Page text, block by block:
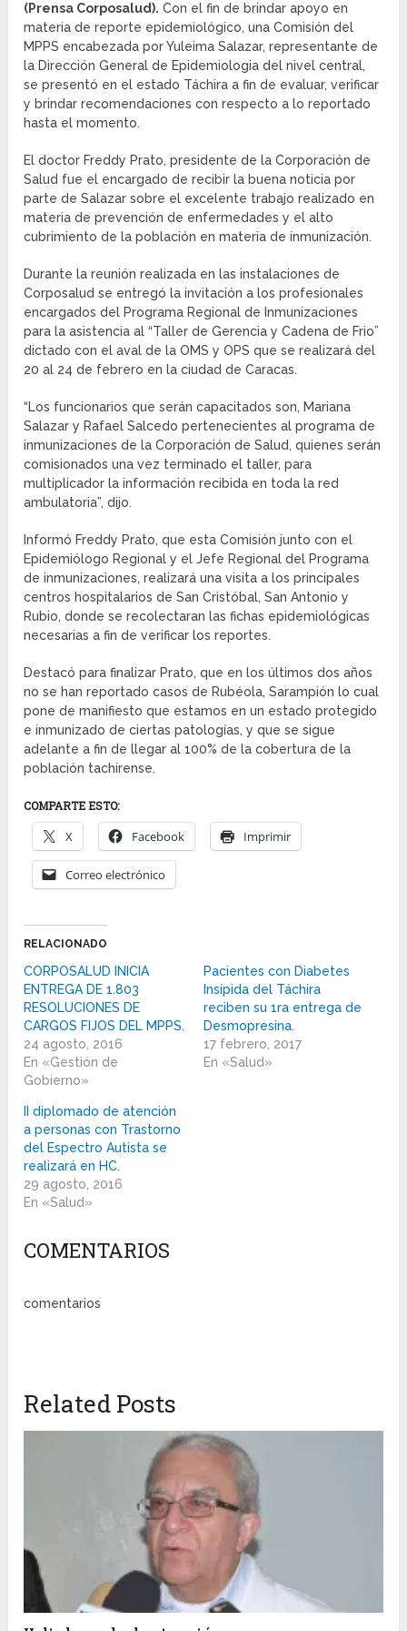
(Prensa Corposalud). Con el fin de brindar apoyo en
materia de reporte epidemiológico, una Comisión del
MPPS encabezada por Yuleima Salazar, representante de
la Dirección General de Epidemiologia del nivel central,
se presentó en el estado Táchira a fin de evaluar, verificar
y brindar recomendaciones con respecto a lo reportado
hasta el momento.
El doctor Freddy Prato, presidente de la Corporación de
Salud fue el encargado de recibir la buena noticia por
parte de Salazar sobre el excelente trabajo realizado en
materia de prevención de enfermedades y el alto
cubrimiento de la población en materia de inmunización.
Durante la reunión realizada en las instalaciones de
Corposalud se entregó la invitación a los profesionales
encargados del Programa Regional de Inmunizaciones
para la asistencia al “Taller de Gerencia y Cadena de Frio”
dictado con el aval de la OMS y OPS que se realizará del
20 al 24 de febrero en la ciudad de Caracas.
“Los funcionarios que serán capacitados son, Mariana
Salazar y Rafael Salcedo pertenecientes al programa de
inmunizaciones de la Corporación de Salud, quienes serán
comisionados una vez terminado el taller, para
multiplicador la información recibida en toda la red
ambulatoria”, dijo.
Informó Freddy Prato, que esta Comisión junto con el
Epidemiólogo Regional y el Jefe Regional del Programa
de inmunizaciones, realizará una visita a los principales
centros hospitalarios de San Cristóbal, San Antonio y
Rubio, donde se recolectaran las fichas epidemiológicas
necesarias a fin de verificar los reportes.
Destacó para finalizar Prato, que en los últimos dos años
no se han reportado casos de Rubéola, Sarampión lo cual
pone de manifiesto que estamos en un estado protegido
e inmunizado de ciertas patologías, y que se sigue
adelante a fin de llegar al 100% de la cobertura de la
población tachirense.
COMPARTE ESTO:
X Facebook Imprimir
Correo electrónico
RELACIONADO
CORPOSALUD INICIA
ENTREGA DE 1.803
RESOLUCIONES DE
CARGOS FIJOS DEL MPPS.
24 agosto, 2016
En «Gestión de
Gobierno»
Pacientes con Diabetes
Insípida del Táchira
reciben su 1ra entrega de
Desmopresina.
17 febrero, 2017
En «Salud»
II diplomado de atención
a personas con Trastorno
del Espectro Autista se
realizará en HC.
29 agosto, 2016
En «Salud»
COMENTARIOS
comentarios
Related Posts